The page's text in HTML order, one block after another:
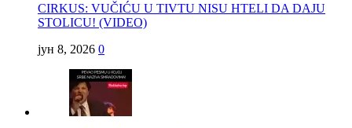
CIRKUS: VUČIĆU U TIVTU NISU HTELI DA DAJU
STOLICU! (VIDEO)
јун 8, 2026 0